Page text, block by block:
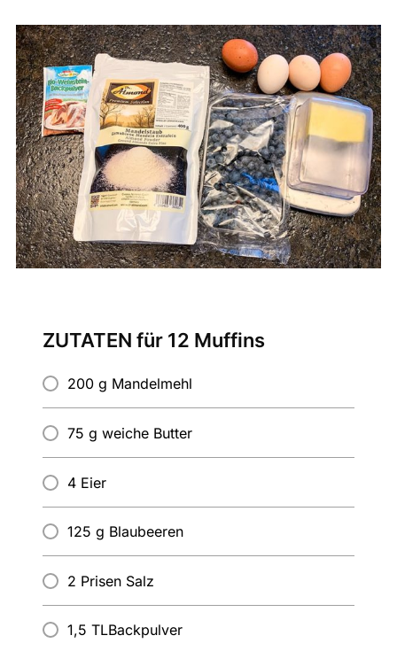
ZUTATEN für 12 Muffins
200 g Mandelmehl
75 g weiche Butter
4 Eier
125 g Blaubeeren
2 Prisen Salz
1,5 TLBackpulver